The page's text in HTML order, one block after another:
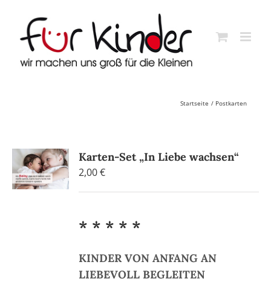
content
Startseite Postkarten
Karten-Set „In Liebe wachsen“
2,00€
* * * * *
KINDER VON ANFANG AN
LIEBEVOLL BEGLEITEN